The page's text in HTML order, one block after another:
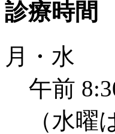
診療時間
月・水
午前
（水